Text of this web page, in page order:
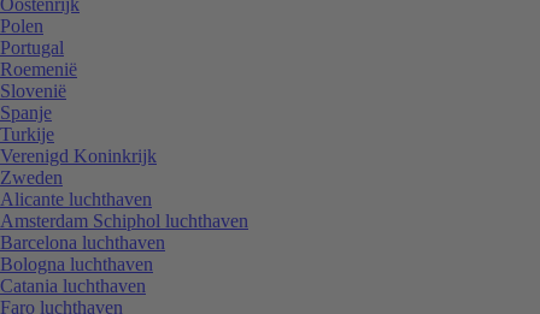
Polen
Portugal
Roemenië
Slovenië
Spanje
Turkije
Verenigd Koninkrijk
Zweden
Alicante luchthaven
Amsterdam Schiphol luchthaven
Barcelona luchthaven
Bologna luchthaven
Catania luchthaven
Faro luchthaven